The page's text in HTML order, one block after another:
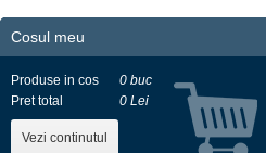
Cosul meu
Produse in cos
0 buc
Pret total
0 Lei
Vezi continutul